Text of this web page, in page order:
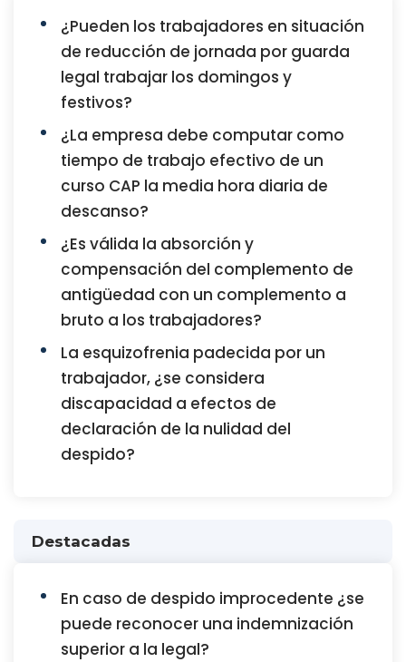
¿Pueden los trabajadores en situación
de reducción de jornada por guarda
legal trabajar los domingos y
festivos?
¿La empresa debe computar como
tiempo de trabajo efectivo de un
curso CAP la media hora diaria de
descanso?
¿Es válida la absorción y
compensación del complemento de
antigüedad con un complemento a
bruto a los trabajadores?
La esquizofrenia padecida por un
trabajador, ¿se considera
discapacidad a efectos de
declaración de la nulidad del
despido?
Destacadas
En caso de despido improcedente ¿se
puede reconocer una indemnización
superior a la legal?